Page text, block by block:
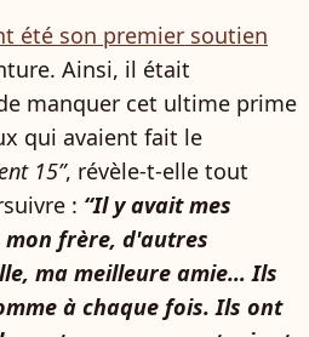
été son premier soutien
Ainsi, il était
manquer cet ultime prime
qui avaient fait le
15”, révèle-t-elle tout
: “Il y avait mes
frère, d'autres
ma meilleure amie… Ils
à chaque fois. Ils ont